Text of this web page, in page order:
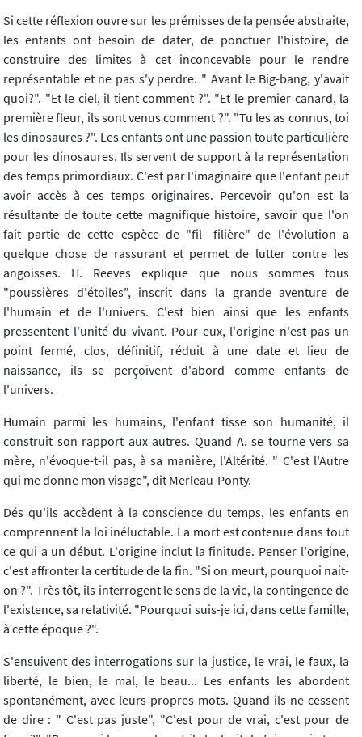
Si cette réflexion ouvre sur les prémisses de la pensée abstraite,
les enfants ont besoin de dater, de ponctuer l'histoire, de
construire des limites à cet inconcevable pour le rendre
représentable et ne pas s'y perdre. " Avant le Big-bang, y'avait
quoi?". "Et le ciel, il tient comment ?". "Et le premier canard, la
première fleur, ils sont venus comment ?". "Tu les as connus, toi
les dinosaures ?". Les enfants ont une passion toute particulière
pour les dinosaures. Ils servent de support à la représentation
des temps primordiaux. C'est par l'imaginaire que l'enfant peut
avoir accès à ces temps originaires. Percevoir qu'on est la
résultante de toute cette magnifique histoire, savoir que l'on
fait partie de cette espèce de "fil- filière" de l'évolution a
quelque chose de rassurant et permet de lutter contre les
angoisses. H. Reeves explique que nous sommes tous
"poussières d'étoiles", inscrit dans la grande aventure de
l'humain et de l'univers. C'est bien ainsi que les enfants
pressentent l'unité du vivant. Pour eux, l'origine n'est pas un
point fermé, clos, définitif, réduit à une date et lieu de
naissance, ils se perçoivent d'abord comme enfants de
l'univers.
Humain parmi les humains, l'enfant tisse son humanité, il
construit son rapport aux autres. Quand A. se tourne vers sa
mère, n'évoque-t-il pas, à sa manière, l'Altérité. " C'est l'Autre
qui me donne mon visage", dit Merleau-Ponty.
Dés qu'ils accèdent à la conscience du temps, les enfants en
comprennent la loi inéluctable. La mort est contenue dans tout
ce qui a un début. L'origine inclut la finitude. Penser l'origine,
c'est affronter la certitude de la fin. "Si on meurt, pourquoi nait-
on ?". Très tôt, ils interrogent le sens de la vie, la contingence de
l'existence, sa relativité. "Pourquoi suis-je ici, dans cette famille,
à cette époque ?".
S'ensuivent des interrogations sur la justice, le vrai, le faux, la
liberté, le bien, le mal, le beau... Les enfants les abordent
spontanément, avec leurs propres mots. Quand ils ne cessent
de dire : " C'est pas juste", "C'est pour de vrai, c'est pour de